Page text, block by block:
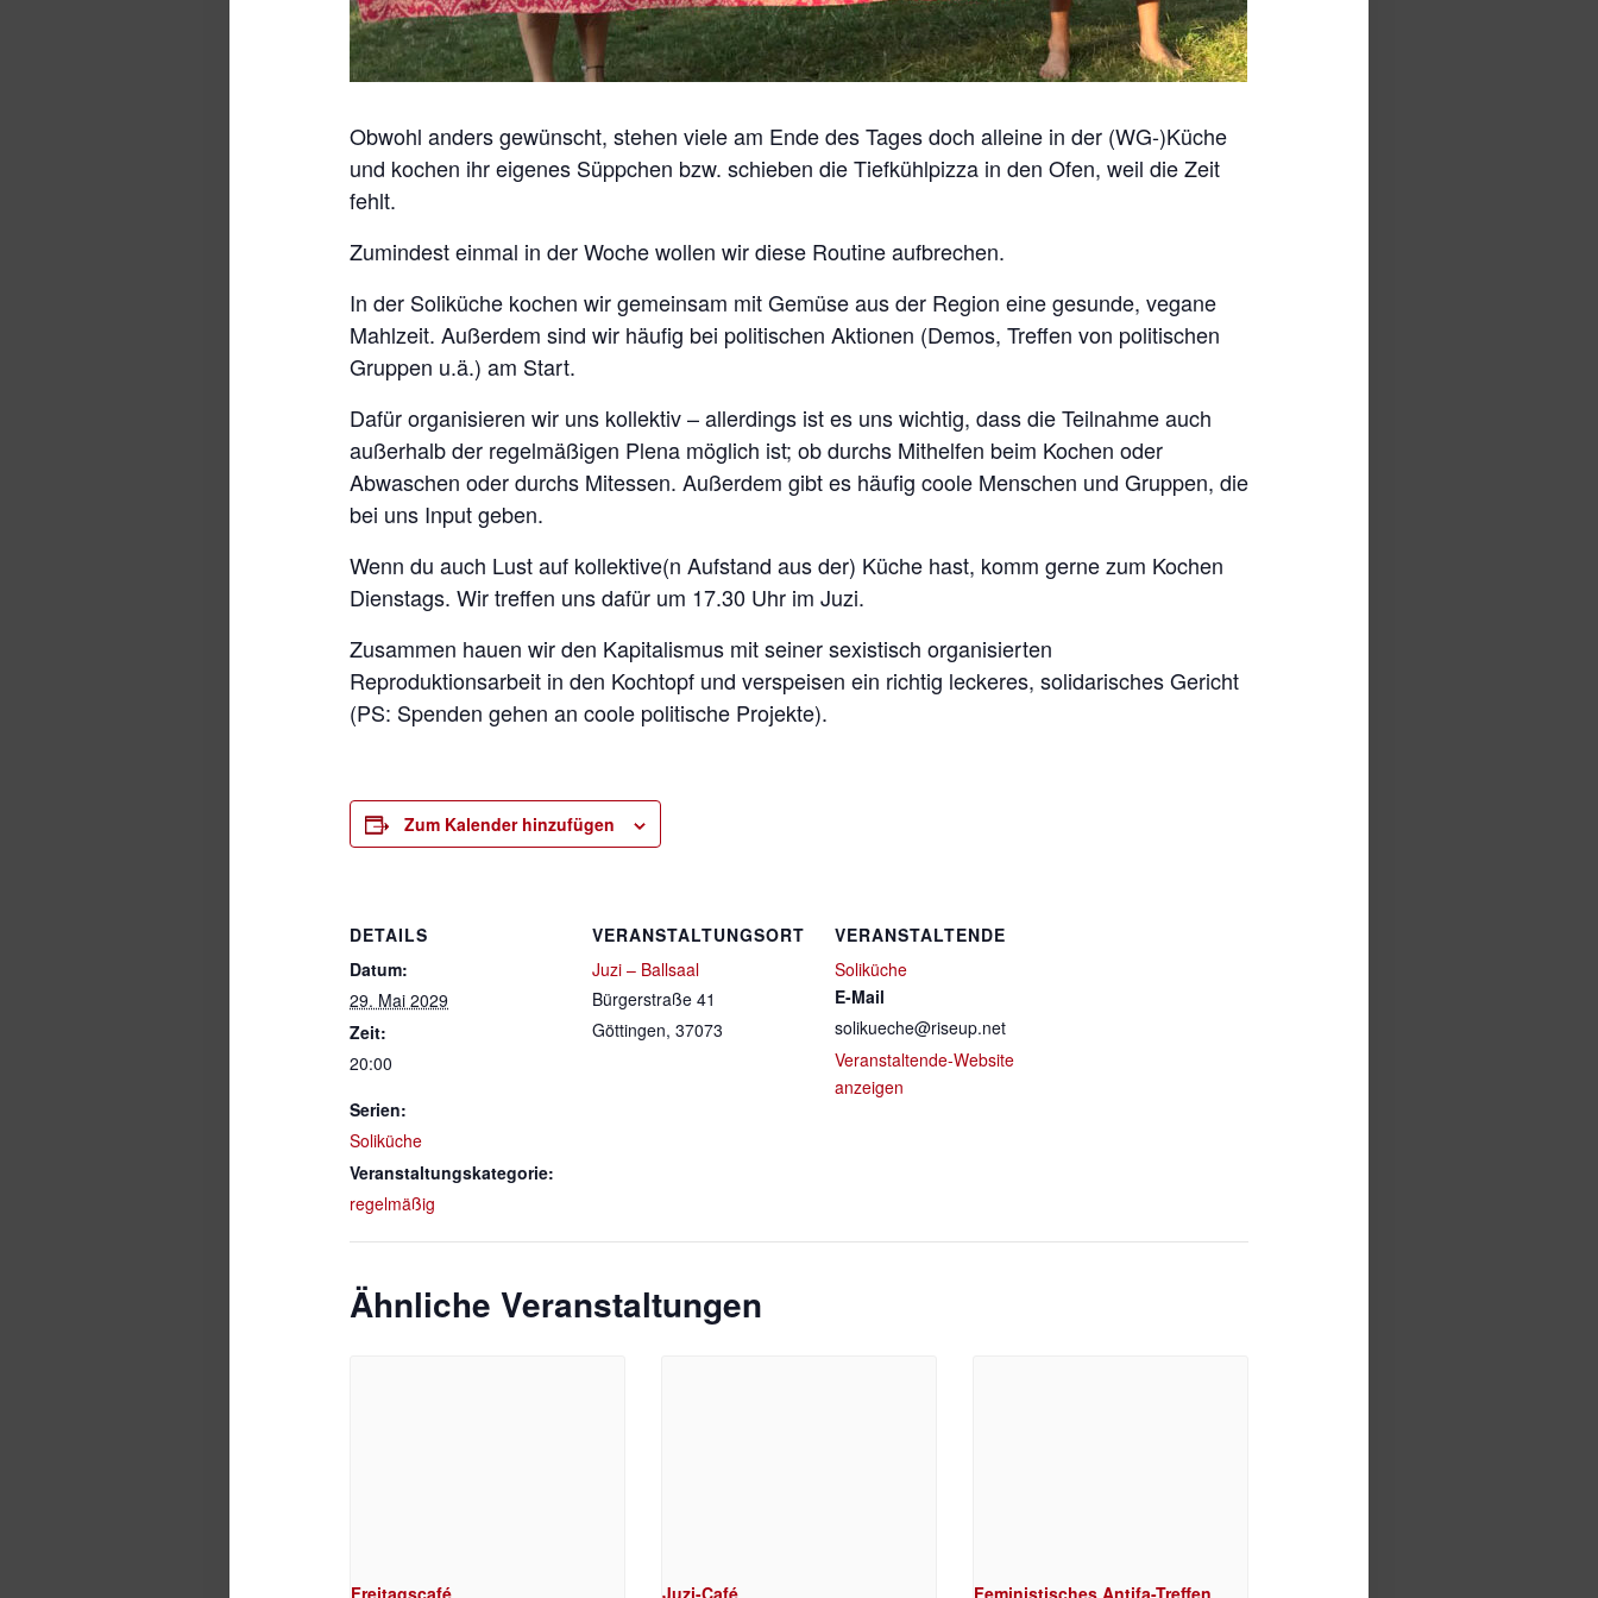
Obwohl anders gewünscht, stehen viele am Ende des Tages doch alleine in der (WG-)Küche
und kochen ihr eigenes Süppchen bzw. schieben die Tiefkühlpizza in den Ofen, weil die Zeit
fehlt.
Zumindest einmal in der Woche wollen wir diese Routine aufbrechen.
In der Soliküche kochen wir gemeinsam mit Gemüse aus der Region eine gesunde, vegane
Mahlzeit. Außerdem sind wir häufig bei politischen Aktionen (Demos, Treffen von politischen
Gruppen u.ä.) am Start.
Dafür organisieren wir uns kollektiv – allerdings ist es uns wichtig, dass die Teilnahme auch
außerhalb der regelmäßigen Plena möglich ist; ob durchs Mithelfen beim Kochen oder
Abwaschen oder durchs Mitessen. Außerdem gibt es häufig coole Menschen und Gruppen, die
bei uns Input geben.
Wenn du auch Lust auf kollektive(n Aufstand aus der) Küche hast, komm gerne zum Kochen
Dienstags. Wir treffen uns dafür um 17.30 Uhr im Juzi.
Zusammen hauen wir den Kapitalismus mit seiner sexistisch organisierten
Reproduktionsarbeit in den Kochtopf und verspeisen ein richtig leckeres, solidarisches Gericht
(PS: Spenden gehen an coole politische Projekte).
Zum Kalender hinzufügen
DETAILS
Datum:
29. Mai 2029
Zeit:
20:00
Serien:
Soliküche
Veranstaltungskategorie:
regelmäßig
VERANSTALTUNGSORT
Juzi – Ballsaal
Bürgerstraße 41
Göttingen, 37073
VERANSTALTENDE
Soliküche
E-Mail
solikueche@riseup.net
Veranstaltende-Website
anzeigen
Ähnliche Veranstaltungen